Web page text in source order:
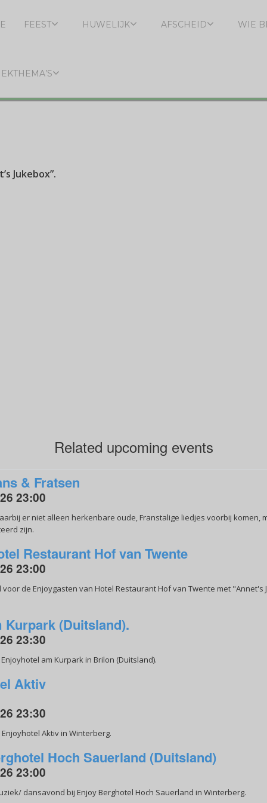
FEEST HUWELIJK AFSCHEID WIE
Jukebox”.
Related upcoming events
& Fratsen
23:00
er niet alleen herkenbare oude, Franstalige liedjes voorbij komen,
zijn.
Restaurant Hof van Twente
23:00
de Enjoygasten van Hotel Restaurant Hof van Twente met
(Duitsland).
23:30
am Kurpark in Brilon (Duitsland).
Aktiv
23:30
Aktiv in Winterberg.
Hoch Sauerland (Duitsland)
23:00
dansavond bij Enjoy Berghotel Hoch Sauerland in Winterberg.